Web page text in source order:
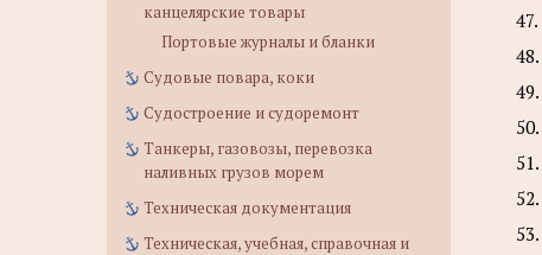
канцелярские товары
Портовые журналы и бланки
Судовые повара, коки
Судостроение и судоремонт
Танкеры, газовозы, перевозка
наливных грузов морем
Техническая документация
Техническая, учебная, справочная и
47.
48.
49.
50.
51.
52.
53.